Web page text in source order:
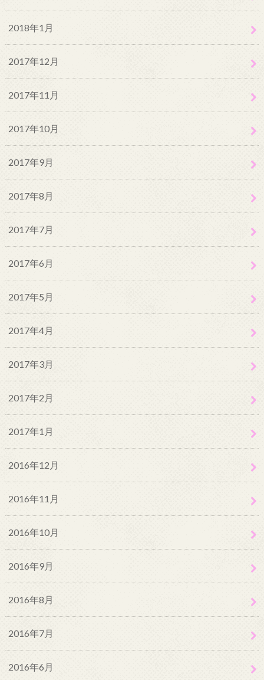
2018年1月
2017年12月
2017年11月
2017年10月
2017年9月
2017年8月
2017年7月
2017年6月
2017年5月
2017年4月
2017年3月
2017年2月
2017年1月
2016年12月
2016年11月
2016年10月
2016年9月
2016年8月
2016年7月
2016年6月